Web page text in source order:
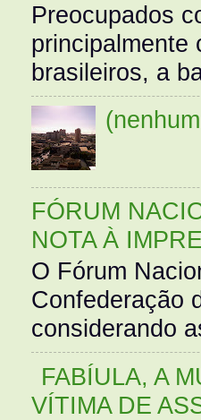
Preocupados
principalmente
brasileiros, a
FÓRUM
NOTA À
O Fórum
Confederação
considerando
FABÍULA, A
VÍTIMA DE